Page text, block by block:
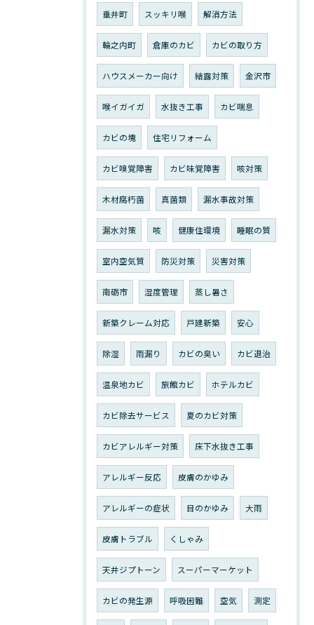
垂井町 スッキリ喉 解消方法
輪之内町 倉庫のカビ カビの取り方
ハウスメーカー向け 結露対策 金沢市
喉イガイガ 水抜き工事 カビ喘息
カビの塊 住宅リフォーム
カビ嗅覚障害 カビ味覚障害 咳対策
木材腐朽菌 真菌類 漏水事故対策
漏水対策 咳 健康住環境 睡眠の質
室内空気質 防災対策 災害対策
南砺市 湿度管理 蒸し暑さ
新築クレーム対応 戸建新築 安心
除湿 雨漏り カビの臭い カビ退治
温泉地カビ 旅館カビ ホテルカビ
カビ除去サービス 夏のカビ対策
カビアレルギー対策 床下水抜き工事
アレルギー反応 皮膚のかゆみ
アレルギーの症状 目のかゆみ 大雨
皮膚トラブル くしゃみ
天井ジプトーン スーパーマーケット
カビの発生源 呼吸困難 空気 測定